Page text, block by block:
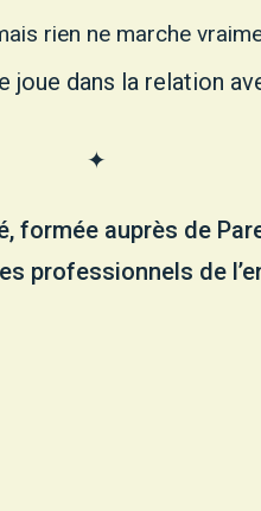
rien ne marche
joue dans la relation
✦
formée auprès de
professionnels de